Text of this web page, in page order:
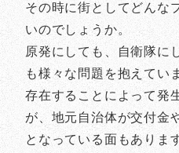
その時に街としてどんな
いのでしょうか。
原発にしても、自衛隊に
も様々な問題を抱えてい
存在することによって発
が、地元自治体が交付金
となっている面もありま